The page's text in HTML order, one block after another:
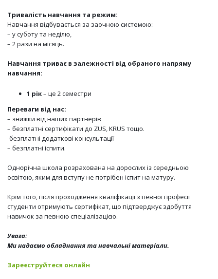
Тривалість навчання та режим:
Навчання відбувається за заочною системою:
– у суботу та неділю,
– 2 рази на місяць.
Навчання триває в залежності від обраного напряму
навчання:
1 рік– це 2 семестри
Переваги від нас:
– знижки від наших партнерів
– безплатні сертифікати до ZUS, KRUS тощо.
-безплатні додаткові консультації
– безплатні іспити.
Однорічна школа розрахована на дорослих із середньою
освітою, яким для вступу не потрібен іспит на матуру.
Крім того, після проходження кваліфікації з певної професії
студенти отримують сертифікат, що підтверджує здобуття
навичок за певною спеціалізацією.
Увага:
Ми надаємо обладнання та навчальні матеріали.
Зареєструйтеся онлайн